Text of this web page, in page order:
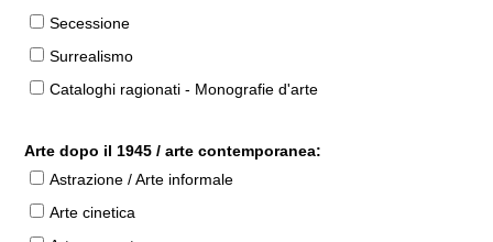
Secessione
Surrealismo
Cataloghi ragionati - Monografie d'arte
Arte dopo il 1945 / arte contemporanea:
Astrazione / Arte informale
Arte cinetica